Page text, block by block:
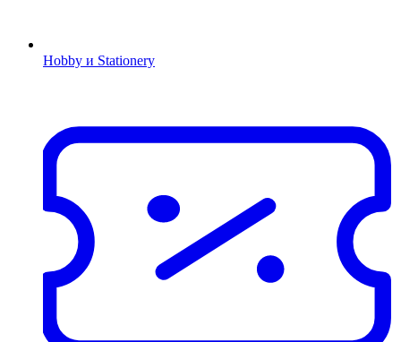
Hobby и Stationery